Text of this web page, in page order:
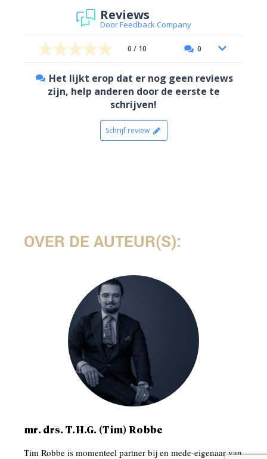
Reviews
Door Feedback Company
0 / 10 0
Het lijkt erop dat er nog geen reviews
zijn, help anderen door de eerste te
schrijven!
Schrijf review
OVER DE AUTEUR(S):
mr. drs. T.H.G. (Tim) Robbe
Tim Robbe is momenteel partner bij en mede-eigenaar van